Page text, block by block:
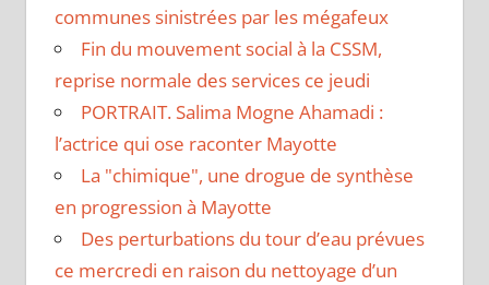
communes sinistrées par les mégafeux
Fin du mouvement social à la CSSM,
reprise normale des services ce jeudi
PORTRAIT. Salima Mogne Ahamadi :
l’actrice qui ose raconter Mayotte
La "chimique", une drogue de synthèse
en progression à Mayotte
Des perturbations du tour d’eau prévues
ce mercredi en raison du nettoyage d’un